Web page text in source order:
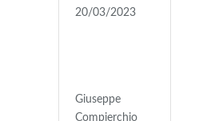
20/03/2023
Giuseppe
Compierchio